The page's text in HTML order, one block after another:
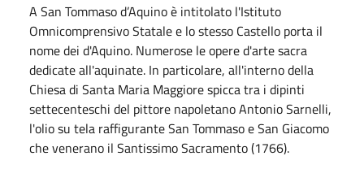
A San Tommaso d’Aquino è intitolato l'Istituto
Omnicomprensivo Statale e lo stesso Castello porta il
nome dei d'Aquino. Numerose le opere d'arte sacra
dedicate all'aquinate. In particolare, all'interno della
Chiesa di Santa Maria Maggiore spicca tra i dipinti
settecenteschi del pittore napoletano Antonio Sarnelli,
l'olio su tela raffigurante San Tommaso e San Giacomo
che venerano il Santissimo Sacramento (1766).